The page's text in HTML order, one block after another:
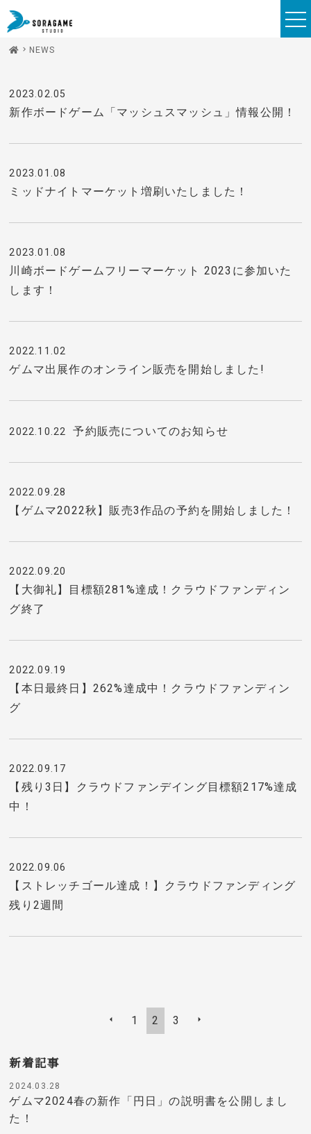
NEWS
2023.02.05
新作ボードゲーム「マッシュスマッシュ」情報公開！
2023.01.08
ミッドナイトマーケット増刷いたしました！
2023.01.08
川崎ボードゲームフリーマーケット 2023に参加いた
します！
2022.11.02
ゲムマ出展作のオンライン販売を開始しました!
2022.10.22 予約販売についてのお知らせ
2022.09.28
【ゲムマ2022秋】販売3作品の予約を開始しました！
2022.09.20
【大御礼】目標額281%達成！クラウドファンディン
グ終了
2022.09.19
【本日最終日】262%達成中！クラウドファンディン
グ
2022.09.17
【残り3日】クラウドファンデイング目標額217%達成
中！
2022.09.06
【ストレッチゴール達成！】クラウドファンディング
残り2週間
1 2 3
新着記事
2024.03.28
ゲムマ2024春の新作「円日」の説明書を公開しまし
た！